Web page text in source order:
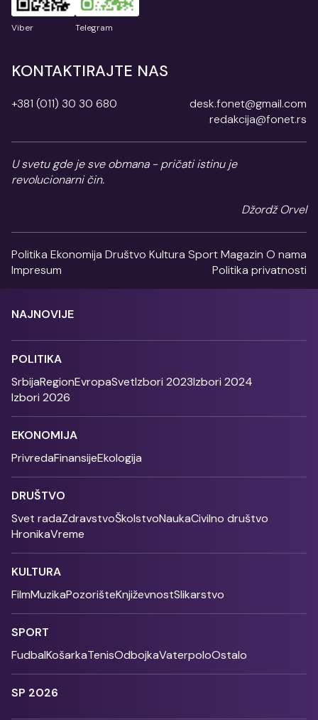
Viber Telegram
KONTAKTIRAJTE NAS
+381 (011) 30 30 680
desk.fonet@gmail.com
redakcija@fonet.rs
U svetu gde je sve obmana - pričati istinu je
revolucionarni čin.
Džordž Orvel
Politika Ekonomija Društvo Kultura SportMagazin O nama
Impresum
Politika privatnosti
NAJNOVIJE
POLITIKA
SrbijaRegionEvropaSvetIzbori 2023Izbori 2024
Izbori 2026
EKONOMIJA
PrivredaFinansijeEkologija
DRUŠTVO
Svet radaZdravstvoŠkolstvoNaukaCivilno društvo
HronikaVreme
KULTURA
FilmMuzikaPozorišteKnjiževnostSlikarstvo
SPORT
FudbalKošarkaTenisOdbojkaVaterpoloOstalo
SP 2026